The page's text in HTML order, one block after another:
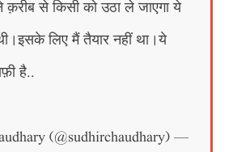
क़रीब से किसी को उठा ले जाएगा ये
लिए मैं तैयार नहीं था।ये
है..
— Sudhir Chaudhary (@sudhirchaudhary)